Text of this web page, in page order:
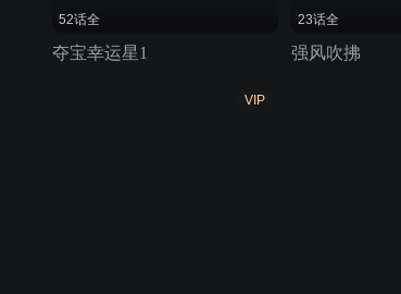
52话全
夺宝幸运星1
23话全
强风吹拂
VIP